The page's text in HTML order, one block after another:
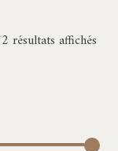
2 résultats affichés